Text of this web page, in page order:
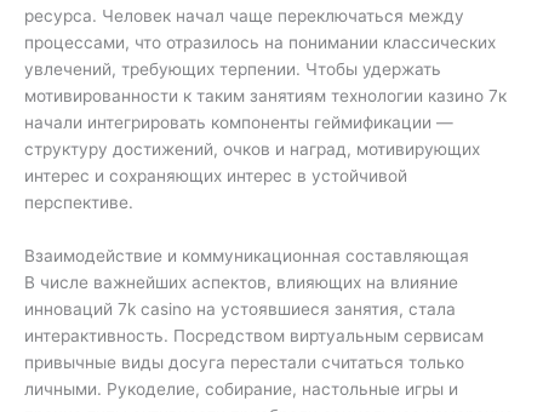
ресурса. Человек начал чаще переключаться между
процессами, что отразилось на понимании классических
увлечений, требующих терпении. Чтобы удержать
мотивированности к таким занятиям технологии казино 7к
начали интегрировать компоненты геймификации —
структуру достижений, очков и наград, мотивирующих
интерес и сохраняющих интерес в устойчивой
перспективе.
Взаимодействие и коммуникационная составляющая
В числе важнейших аспектов, влияющих на влияние
инноваций 7k casino на устоявшиеся занятия, стала
интерактивность. Посредством виртуальным сервисам
привычные виды досуга перестали считаться только
личными. Рукоделие, собирание, настольные игры и